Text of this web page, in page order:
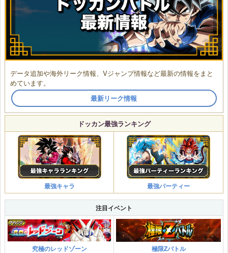
データ追加や海外リーク情報、Vジャンプ情報など最新の情報をまと
めています。
最新リーク情報
ドッカン最強ランキング
最強キャラ 最強パーティー
注目イベント
究極のレッドゾーン 極限Zバトル